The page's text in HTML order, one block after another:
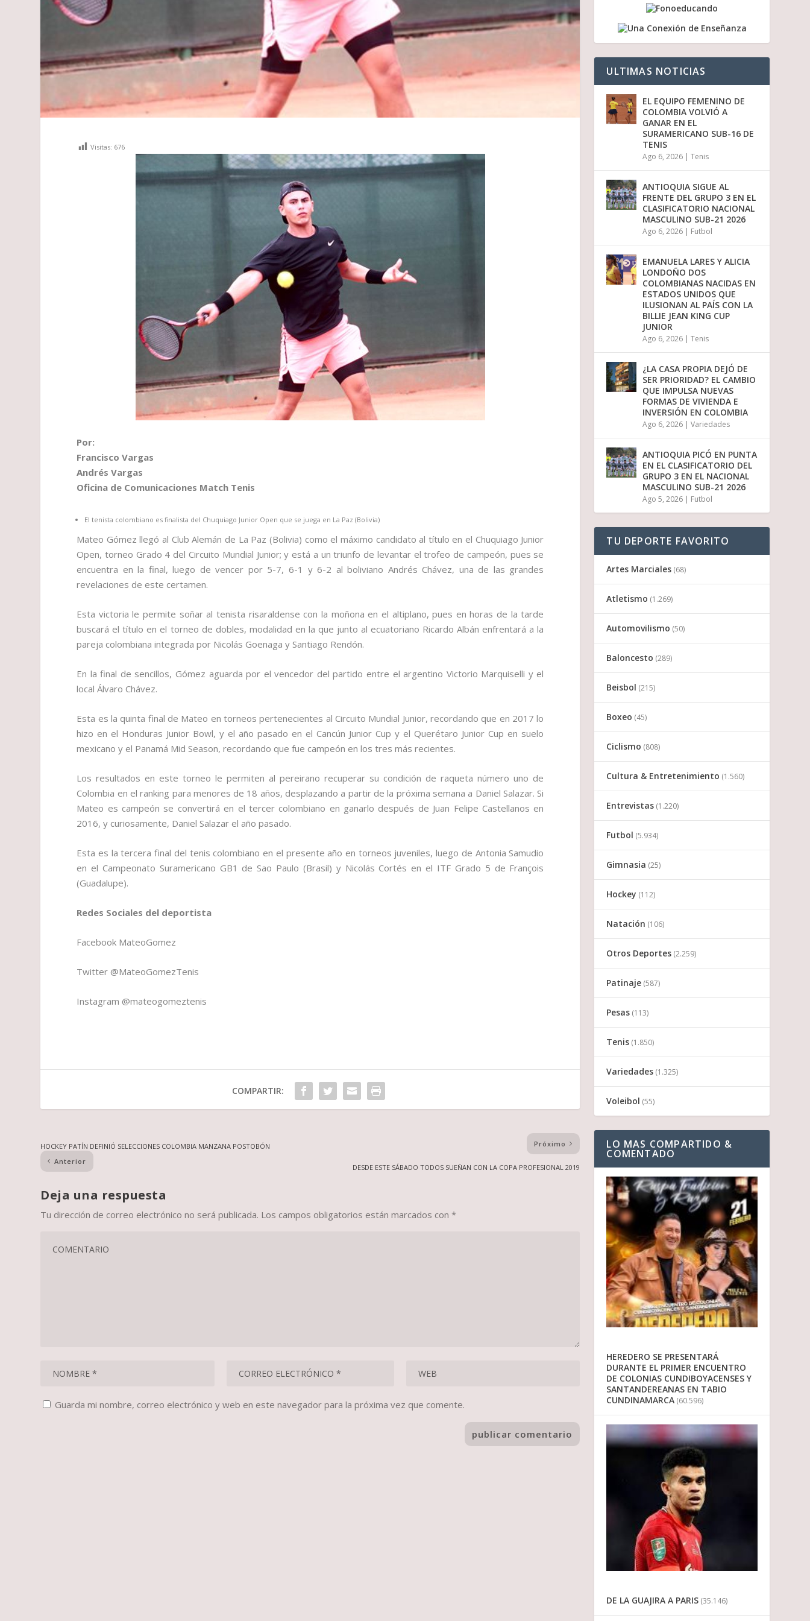
Visitas: 676
Por:
Francisco Vargas
Andrés Vargas
Oficina de Comunicaciones Match Tenis
El tenista colombiano es finalista del Chuquiago Junior Open que se juega en La Paz (Bolivia)
Mateo Gómez llegó al Club Alemán de La Paz (Bolivia) como el máximo candidato al título en el Chuquiago Junior
Open, torneo Grado 4 del Circuito Mundial Junior; y está a un triunfo de levantar el trofeo de campeón, pues se
encuentra en la final, luego de vencer por 5-7, 6-1 y 6-2 al boliviano Andrés Chávez, una de las grandes
revelaciones de este certamen.
Esta victoria le permite soñar al tenista risaraldense con la moñona en el altiplano, pues en horas de la tarde
buscará el título en el torneo de dobles, modalidad en la que junto al ecuatoriano Ricardo Albán enfrentará a la
pareja colombiana integrada por Nicolás Goenaga y Santiago Rendón.
En la final de sencillos, Gómez aguarda por el vencedor del partido entre el argentino Victorio Marquiselli y el
local Álvaro Chávez.
Esta es la quinta final de Mateo en torneos pertenecientes al Circuito Mundial Junior, recordando que en 2017 lo
hizo en el Honduras Junior Bowl, y el año pasado en el Cancún Junior Cup y el Querétaro Junior Cup en suelo
mexicano y el Panamá Mid Season, recordando que fue campeón en los tres más recientes.
Los resultados en este torneo le permiten al pereirano recuperar su condición de raqueta número uno de
Colombia en el ranking para menores de 18 años, desplazando a partir de la próxima semana a Daniel Salazar. Si
Mateo es campeón se convertirá en el tercer colombiano en ganarlo después de Juan Felipe Castellanos en
2016, y curiosamente, Daniel Salazar el año pasado.
Esta es la tercera final del tenis colombiano en el presente año en torneos juveniles, luego de Antonia Samudio
en el Campeonato Suramericano GB1 de Sao Paulo (Brasil) y Nicolás Cortés en el ITF Grado 5 de François
(Guadalupe).
Redes Sociales del deportista
Facebook MateoGomez
Twitter @MateoGomezTenis
Instagram @mateogomeztenis
COMPARTIR:
HOCKEY PATÍN DEFINIÓ SELECCIONES COLOMBIA MANZANA POSTOBÓN
Anterior
Próximo
DESDE ESTE SÁBADO TODOS SUEÑAN CON LA COPA PROFESIONAL 2019
Deja una respuesta
Tu dirección de correo electrónico no será publicada. Los campos obligatorios están marcados con*
Guarda mi nombre, correo electrónico y web en este navegador para la próxima vez que comente.
a
p
a
e
a
d
i
s
i
u
r
e
l
u
m
e
n
.
ULTIMAS NOTICIAS
EL EQUIPO FEMENINO DE
COLOMBIA VOLVIÓ A
GANAR EN EL
SURAMERICANO SUB-16 DE
TENIS
Ago 6, 2026 |Tenis
ANTIOQUIA SIGUE AL
FRENTE DEL GRUPO 3 EN EL
CLASIFICATORIO NACIONAL
MASCULINO SUB-21 2026
Ago 6, 2026 | Futbol
EMANUELA LARES Y ALICIA
LONDOÑO DOS
COLOMBIANAS NACIDAS EN
ESTADOS UNIDOS QUE
ILUSIONAN AL PAÍS CON LA
BILLIE JEAN KING CUP
JUNIOR
Ago 6, 2026 |Tenis
¿LA CASA PROPIA DEJÓ DE
SER PRIORIDAD? EL CAMBIO
QUE IMPULSA NUEVAS
FORMAS DE VIVIENDA E
INVERSIÓN EN COLOMBIA
Ago 6, 2026 |Variedades
ANTIOQUIA PICÓ EN PUNTA
EN EL CLASIFICATORIO DEL
GRUPO 3 EN EL NACIONAL
MASCULINO SUB-21 2026
Ago 5, 2026 | Futbol
TU DEPORTE FAVORITO
Artes Marciales (68)
Atletismo (1.269)
Automovilismo (50)
Baloncesto (289)
Beisbol (215)
Boxeo (45)
Ciclismo (808)
Cultura & Entretenimiento (1.560)
Entrevistas (1.220)
Futbol (5.934)
Gimnasia (25)
Hockey (112)
Natación (106)
Otros Deportes (2.259)
Patinaje (587)
Pesas (113)
Tenis (1.850)
Variedades (1.325)
Voleibol (55)
LO MAS COMPARTIDO &
COMENTADO
HEREDERO SE PRESENTARÁ
DURANTE EL PRIMER ENCUENTRO
DE COLONIAS CUNDIBOYACENSES Y
SANTANDEREANAS EN TABIO
CUNDINAMARCA (60.596)
DE LA GUAJIRA A PARIS (35.146)